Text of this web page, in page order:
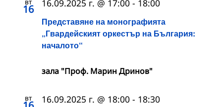
16
Представяне на монографията
„Гвардейският оркестър на България:
началото“
16.09.2025 г. @ 17:00 - 18:00
зала "Проф. Марин Дринов"
вт 16.09.2025 г. @ 18:00 - 18:30